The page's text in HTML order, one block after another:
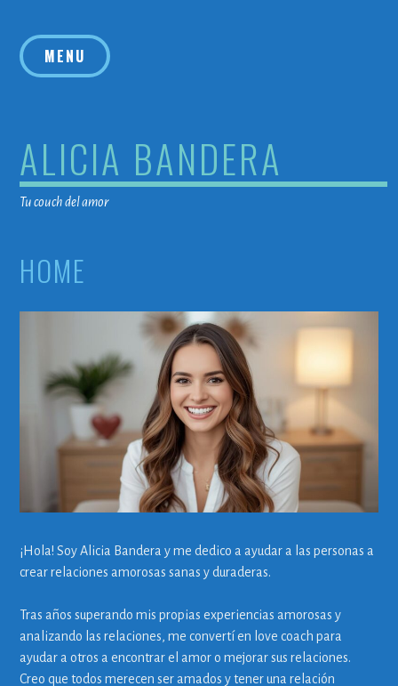
contenido
MENU
ALICIA BANDERA
Tu couch del amor
HOME
¡Hola! Soy Alicia Bandera y me dedico a ayudar a las personas a
crear relaciones amorosas sanas y duraderas.
Tras años superando mis propias experiencias amorosas y
analizando las relaciones, me convertí en love coach para
ayudar a otros a encontrar el amor o mejorar sus relaciones.
Creo que todos merecen ser amados y tener una relación